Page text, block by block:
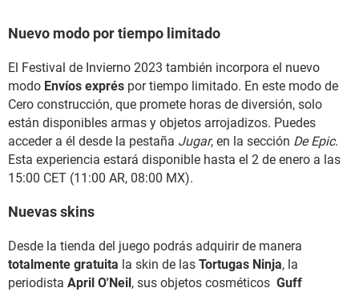
Nuevo modo por tiempo limitado
El Festival de Invierno 2023 también incorpora el nuevo
modo Envíos exprés por tiempo limitado. En este modo de
Cero construcción, que promete horas de diversión, solo
están disponibles armas y objetos arrojadizos. Puedes
acceder a él desde la pestaña Jugar, en la sección De Epic.
Esta experiencia estará disponible hasta el 2 de enero a las
15:00 CET (11:00 AR, 08:00 MX).
Nuevas skins
Desde la tienda del juego podrás adquirir de manera
totalmente gratuita la skin de las Tortugas Ninja, la
periodista April O'Neil, sus objetos cosméticos Guff